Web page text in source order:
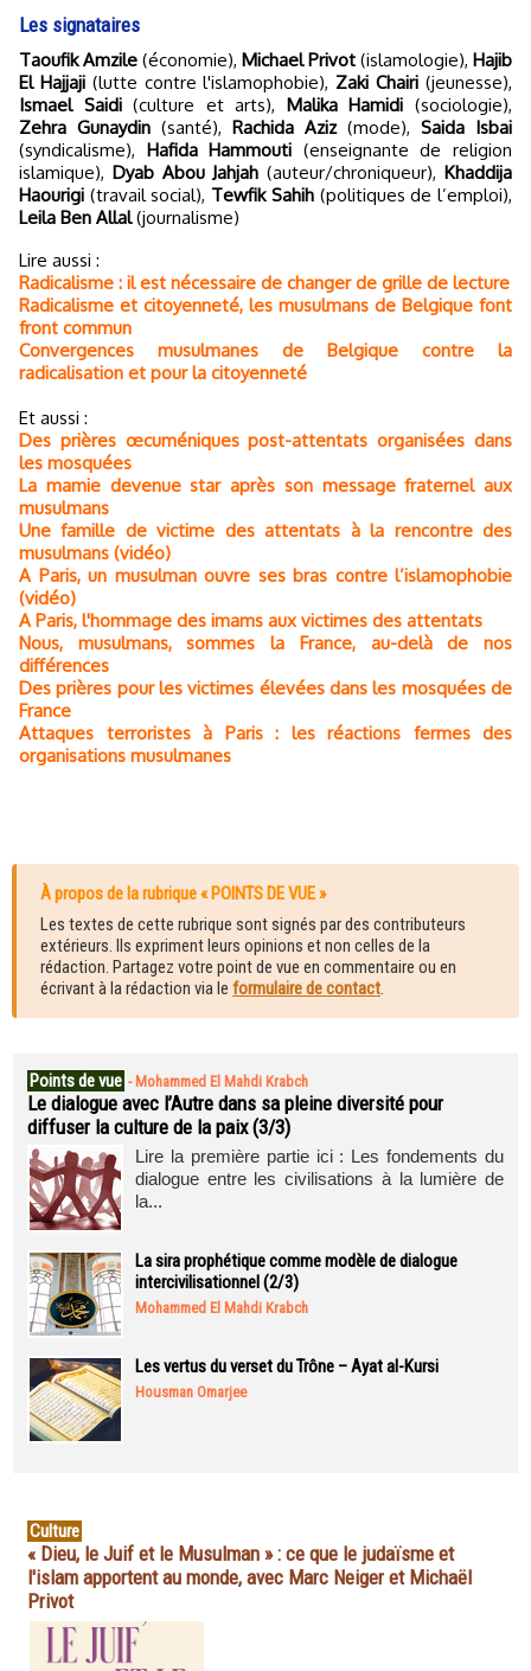
Les signataires
Taoufik Amzile (économie), Michael Privot (islamologie), Hajib
El Hajjaji(lutte contre l'islamophobie), Zaki Chairi (jeunesse),
Ismael Saidi(culture et arts), Malika Hamidi (sociologie),
Zehra Gunaydin (santé), Rachida Aziz(mode), Saida Isbai
(syndicalisme), Hafida Hammouti (enseignante de religion
islamique), Dyab Abou Jahjah (auteur/chroniqueur),Khaddija
Haourigi (travail social), Tewfik Sahih(politiques de l’emploi),
Leila Ben Allal(journalisme)
Lire aussi :
Radicalisme : il est nécessaire de changer de grille de lecture
Radicalisme et citoyenneté, les musulmans de Belgique font
front commun
Convergences musulmanes de Belgique contre la
radicalisation et pour la citoyenneté
Et aussi :
Des prières œcuméniques post-attentats organisées dans
les mosquées
La mamie devenue star après son message fraternel aux
musulmans
Une famille de victime des attentats à la rencontre des
musulmans (vidéo)
A Paris, un musulman ouvre ses bras contre l’islamophobie
(vidéo)
A Paris, l'hommage des imams aux victimes des attentats
Nous, musulmans, sommes la France, au-delà de nos
différences
Des prières pour les victimes élevées dans les mosquées de
France
Attaques terroristes à Paris : les réactions fermes des
organisations musulmanes
À propos de la rubrique « POINTS DE VUE »
Les textes de cette rubrique sont signés par des contributeurs
extérieurs. Ils expriment leurs opinions et non celles de la
rédaction. Partagez votre point de vue en commentaire ou en
écrivant à la rédaction via le formulaire de contact.
Points de vue - Mohammed El Mahdi Krabch
Le dialogue avec l’Autre dans sa pleine diversité pour
diffuser la culture de la paix (3/3)
Lire la première partie ici : Les fondements du
dialogue entre les civilisations à la lumière de
la...
La sira prophétique comme modèle de dialogue
intercivilisationnel (2/3)
Mohammed El Mahdi Krabch
Les vertus du verset du Trône – Ayat al-Kursi
Housman Omarjee
Culture
« Dieu, le Juif et le Musulman » : ce que le judaïsme et
l'islam apportent au monde, avec Marc Neiger et Michaël
Privot